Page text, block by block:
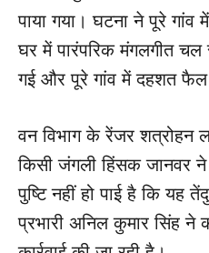
पाया गया। घटना ने पूरे गांव
घर में पारंपरिक मंगलगीत
गई और पूरे गांव में दहशत फैल
वन विभाग के रेंजर शत्रोहन
किसी जंगली हिंसक जानवर
पुष्टि नहीं हो पाई है कि यह
प्रभारी अनिल कुमार सिंह ने